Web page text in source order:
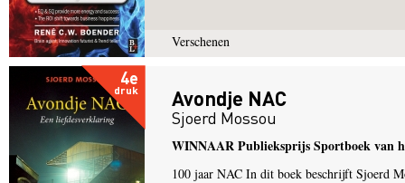
Verschenen
4e
druk Avondje NAC
Sjoerd Mossou
WINNAAR Publieksprijs Sportboek van
100 jaar NAC In dit boek beschrijft Sjoerd